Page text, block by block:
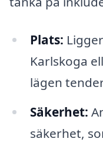
Plats:
Karlskoga
lägen
Säkerhet:
säkerhet,